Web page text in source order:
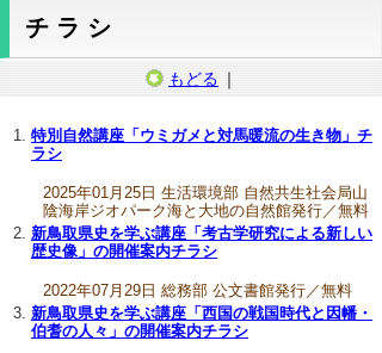
チラシ
もどる ｜
特別自然講座「ウミガメと対馬暖流の生き物」チ
ラシ
2025年01月25日 生活環境部 自然共生社会局山
陰海岸ジオパーク海と大地の自然館発行／無料
新鳥取県史を学ぶ講座「考古学研究による新しい
歴史像」の開催案内チラシ
2022年07月29日 総務部 公文書館発行／無料
新鳥取県史を学ぶ講座「西国の戦国時代と因幡・
伯耆の人々」の開催案内チラシ